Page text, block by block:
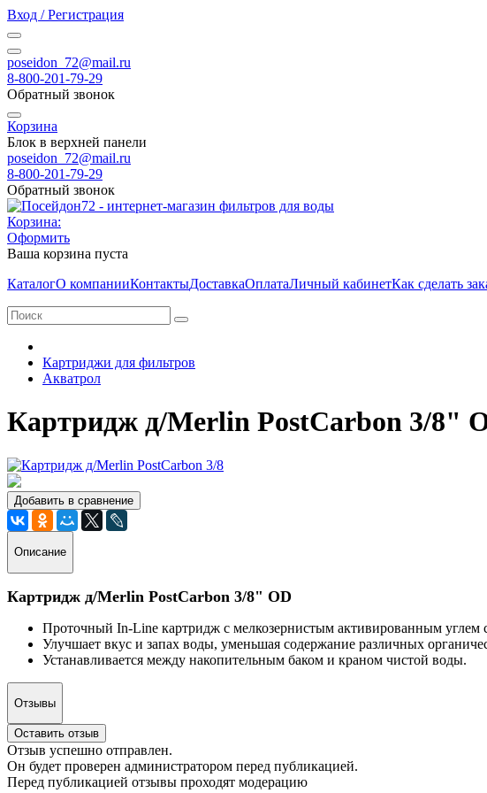
Вход / Регистрация
poseidon_72@mail.ru
8-800-201-79-29
Обратный звонок
Корзина
Блок в верхней панели
poseidon_72@mail.ru
8-800-201-79-29
Обратный звонок
Корзина:
Оформить
Ваша корзина пуста
КаталогО компанииКонтактыДоставкаОплатаЛичный кабинетКак сделать
Картриджи для фильтров
Акватрол
Картридж д/Merlin PostCarbon 3/8"
Добавить в сравнение
Описание
Картридж д/Merlin PostCarbon 3/8" OD
Проточный In-Line картридж с мелкозернистым активированным углем
Улучшает вкус и запах воды, уменьшая содержание различных
Устанавливается между накопительным баком и краном чистой воды.
Отзывы
Оставить отзыв
Отзыв успешно отправлен.
Он будет проверен администратором перед публикацией.
Перед публикацией отзывы проходят модерацию